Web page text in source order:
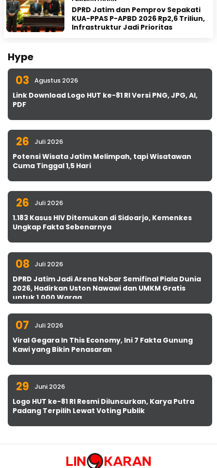
DPRD Jatim dan Pemprov Sepakati
KUA-PPAS P-APBD 2026 Rp2,6 Triliun,
Infrastruktur Jadi Prioritas
Hype
03 Agustus 2026
Link Download Logo HUT ke-81 RI Versi PNG, JPG, AI,
PDF
26 Juli 2026
Potensi Wisata Jatim Melimpah, tapi Wisatawan
Cuma Tinggal 1,5 Hari
26 Juli 2026
1.183 Kasus HIV Ditemukan di Sidoarjo, Kemenkes
Ungkap Fakta Sebenarnya
08 Juli 2026
DPRD Jatim Jadi Arena Nobar Semifinal Piala Dunia
2026, Hadirkan Uston Nawawi dan UMKM Gratis
untuk 1.000 Warga
07 Juli 2026
Viral Gegara In This Economy, Ini 7 Fakta Gunung
Kawi yang Bikin Penasaran
29 Juni 2026
Logo HUT ke-81 RI Resmi Diluncurkan, Karya Putra
Padang Terpilih Lewat Voting Publik